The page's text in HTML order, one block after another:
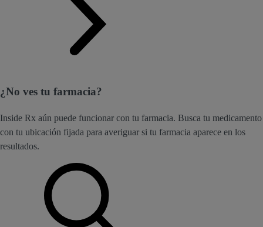
¿No ves tu farmacia?
Inside Rx aún puede funcionar con tu farmacia. Busca tu medicamento
con tu ubicación fijada para averiguar si tu farmacia aparece en los
resultados.